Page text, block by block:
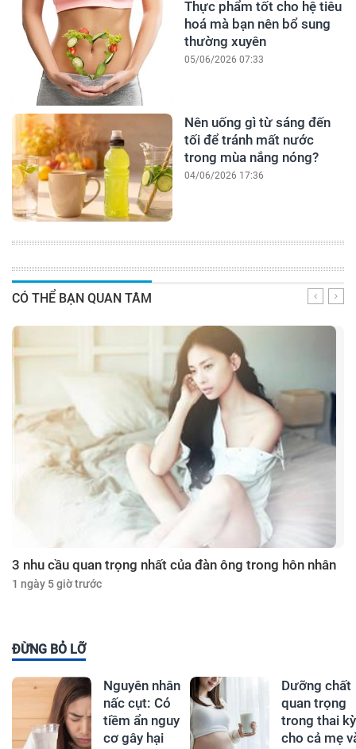
Thực phẩm tốt cho hệ tiêu
hoá mà bạn nên bổ sung
thường xuyên
05/06/2026 07:33
Nên uống gì từ sáng đến
tối để tránh mất nước
trong mùa nắng nóng?
04/06/2026 17:36
CÓ THỂ BẠN QUAN TÂM
3 nhu cầu quan trọng nhất của đàn ông trong hôn nhân
1 ngày 5 giờ trước
ĐỪNG BỎ LỠ
Nguyên nhân
nấc cụt: Có
tiềm ẩn nguy
cơ gây hại
Dưỡng chất
quan trọng
trong thai kỳ
cho cả mẹ